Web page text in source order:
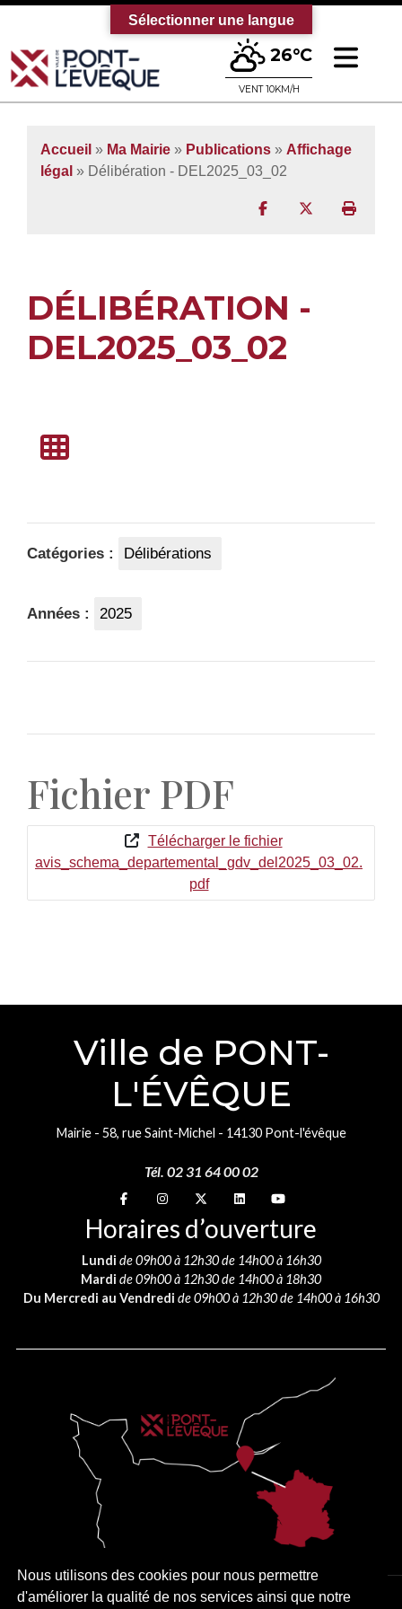
Nous utilisons des cookies pour nous permettre
d'améliorer la qualité de nos services ainsi que notre
Bienvenue sur le site officiel de la
26°C
VENT 10KM/H
Accueil » Ma Mairie » Publications » Affichage
légal » Délibération - DEL2025_03_02
Partager surPartager sur
DÉLIBÉRATION -
DEL2025_03_02
Catégories : Délibérations
Années : 2025
Fichier PDF
Télécharger le fichier
avis_schema_departemental_gdv_del2025_03_02.
pdf
Ville de PONT-
L'ÉVÊQUE
Mairie - 58, rue Saint-Michel - 14130 Pont-l'évêque
Tél. 02 31 64 00 02
Suivez-nous sur
Suivez-nous sur
Suivez-nous sur
Suivez-nous sur
Suivez-nous sur
Horaires d’ouverture
Lundi de 09h00 à 12h30 de 14h00 à 16h30
Mardi de 09h00 à 12h30 de 14h00 à 18h30
Du Mercredi au Vendredi de 09h00 à 12h30 de 14h00 à 16h30
PLAN DU SITE MENTIONS LÉGALES ACCESSIBILITÉ
Sélectionner une langue